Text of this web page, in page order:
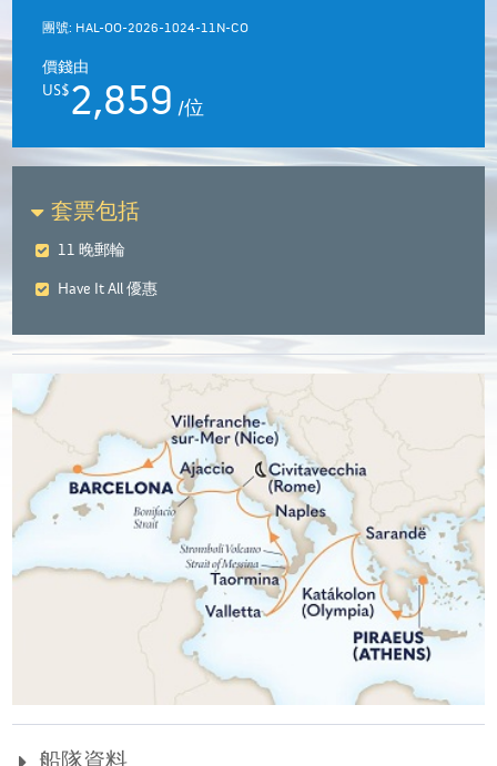
團號: HAL-OO-2026-1024-11N-CO
價錢由
US$2,859 /位
套票包括
11 晚郵輪
Have It All 優惠